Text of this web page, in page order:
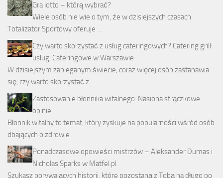
Gra lotto – którą wybrać?
Wiele osób nie wie o tym, że w dzisiejszych czasach
Totalizator Sportowy oferuje …
Czy warto skorzystać z usług cateringowych? Catering grill:
usługi Cateringowe w Warszawie
W dzisiejszym zabieganym świecie, coraz więcej osób zastanawia
się, czy warto skorzystać z …
Zastosowanie błonnika witalnego. Nasiona strączkowe –
opinie
Błonnik witalny to temat, który zyskuje na popularności wśród osób
dbających o zdrowie …
Ponadczasowe opowieści mistrzów – Aleksander Dumas i
Nicholas Sparks w Matfel.pl
Szukasz porywających historii, które pozostaną z Tobą na długo po